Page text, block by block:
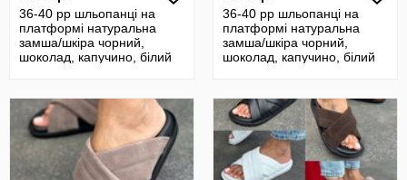
36-40 рр шльопанці на
платформі натуральна
замша/шкіра чорний,
шоколад, капучино, білий
36-40 рр шльопанці на
платформі натуральна
замша/шкіра чорний,
шоколад, капучино, білий